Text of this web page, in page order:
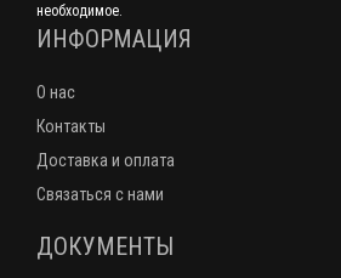
необходимое.
ИНФОРМАЦИЯ
О нас
Контакты
Доставка и оплата
Связаться с нами
ДОКУМЕНТЫ